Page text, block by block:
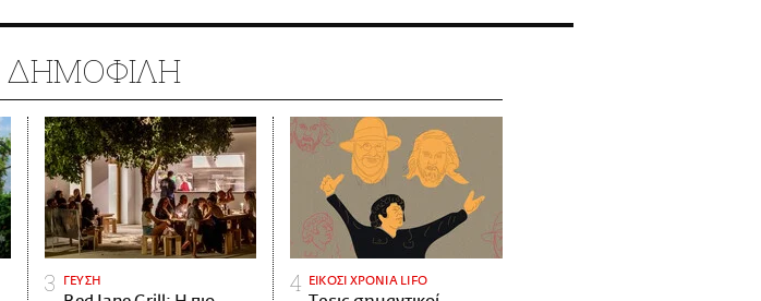
ΔΗΜΟΦΙΛΗ
ΓΕΥΣΗ ΕΙΚΟΣΙ ΧΡΟΝΙΑ LIFO